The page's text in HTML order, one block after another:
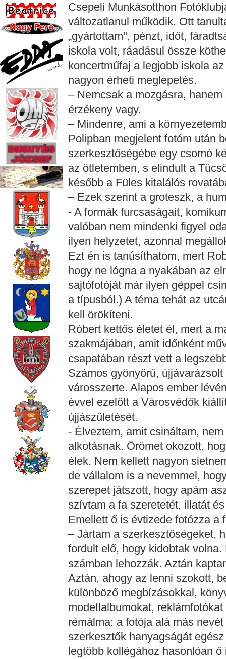
Csepeli Munkásotthon
változatlanul működik. Ott
„gyártottam", pénzt, időt,
iskola volt, ráadásul össze
koncertműfaj a legjobb iskola
nagyon érheti meglepetés.
– Nemcsak a mozgásra,
érzékeny vagy.
– Mindenre, ami a
Polipban megjelent fotóm után
szerkesztőségébe egy csomó
az ötletemben, s elindult a
később a Füles kitalálós
– Ezek szerint a groteszk, a
- A formák furcsaságait,
valóban nem mindenki figyel
ilyen helyzetet, azonnal
Ezt én is tanúsíthatom, mert
hogy ne lógna a nyakában az
sajtófotóját már ilyen géppel
a típusból.) A téma tehát az
kell örökíteni.
Róbert kettős életet él, mert a
szakmájában, amit időnként
csapatában részt vett a
Számos gyönyörű,
városszerte. Alapos ember
évvel ezelőtt a Városvédők
újjászületését.
- Élveztem, amit csináltam,
alkotásnak. Örömet okozott,
élek. Nem kellett nagyon
de vállalom is a nevemmel,
szerepet játszott, hogy apám
szívtam a fa szeretetét, illatát
Emellett ő is évtizede fotózza a
– Jártam a szerkesztőségeket,
fordult elő, hogy kidobtak
számban lehozzák. Aztán
Aztán, ahogy az lenni szokott,
különböző megbízásokkal,
modelIalbumokat,
rémálma: a fotója alá más
szerkesztők hanyagságát
legtöbb kollégához hasonlóan